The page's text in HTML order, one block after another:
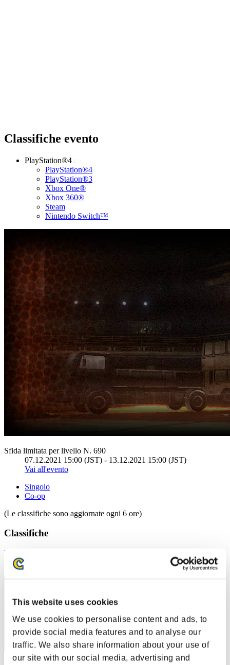
This website uses cookies
We use cookies to personalise content and ads, to
provide social media features and to analyse our
traffic. We also share information about your use of
our site with our social media, advertising and
Classifiche evento
PlayStation®4
PlayStation®4
PlayStation®3
Xbox One®
Xbox 360®
Steam
Nintendo Switch™
Sfida limitata per livello N. 690
07.12.2021 15:00 (JST) - 13.12.2021 15:00 (JST)
Vai all'evento
Singolo
Co-op
(Le classifiche sono aggiornate ogni 6 ore)
Classifiche
Posizione